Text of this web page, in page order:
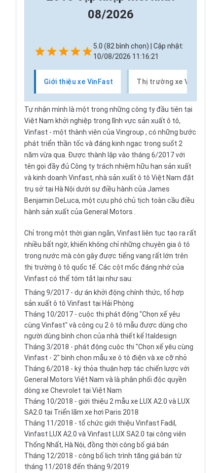
08/2026
5.0 (82 bình chọn) | Cập nhật:
10/08/2026 11:16:21
Giới thiệu xe VinFast Thị trường xe VinFast
Tự nhận mình là một trong những công ty đầu tiên tại
Việt Nam khởi nghiệp trong lĩnh vực sản xuất ô tô,
Vinfast - một thành viên củaVingroup , có những bước
phát triển thần tốc và đáng kinh ngạc trong suốt 2
năm vừa qua. Được thành lập vào tháng 6/2017 với
tên gọi đầy đủ Công ty trách nhiệm hữu hạn sản xuất
và kinh doanh Vinfast, nhà sản xuất ô tô Việt Nam đặt
trụ sở tại Hà Nội dưới sự điều hành của James
Benjamin DeLuca, một cựu phó chủ tịch toàn cầu điều
hành sản xuất củaGeneral Motors .
Chỉ trong một thời gian ngắn, Vinfast liên tục tạo ra rất
nhiều bất ngờ, khiến không chỉ những chuyên gia ô tô
trong nước mà còn gây được tiếng vang rất lớn trên
thị trường ô tô quốc tế. Các cột mốc đáng nhớ của
Vinfast có thể tóm tắt lại như sau:
Tháng 9/2017 - dự án khởi động chính thức, tổ hợp
sản xuất ô tô Vinfast tại Hải Phòng
Tháng 10/2017 - cuộc thi phát động "Chọn xế yêu
cùng Vinfast" và công cụ 2 ô tô mẫu được dùng cho
người dùng bình chọn của nhà thiết kế Italdesign
Tháng 3/2018 - phát động cuộc thi "Chọn xế yêu cùng
Vinfast - 2" bình chọn mẫu xe ô tô điện và xe cỡ nhỏ
Tháng 6/2018 - ký thỏa thuận hợp tác chiến lược với
General Motors Việt Nam và là phân phối độc quyền
dòng xe Chevrolet tại Việt Nam
Tháng 10/2018 - giới thiệu 2 mẫu xe LUX A2.0 và LUX
SA2.0 tại Triển lãm xe hơi Paris 2018
Tháng 11/2018 - tổ chức giới thiệu Vinfast Fadil,
Vinfast LUX A2.0 và Vinfast LUX SA2.0 tại công viên
Thống Nhất, Hà Nội, đồng thời công bố giá bán
Tháng 12/2018 - công bố lịch trình tăng giá bán từ
tháng 11/2018 đến tháng 9/2019